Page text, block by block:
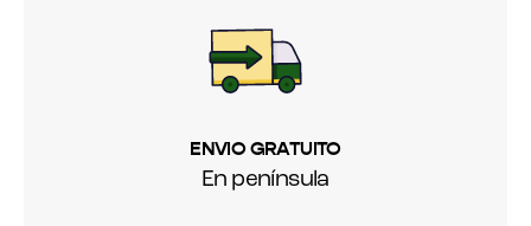
ENVIO GRATUITO
En península